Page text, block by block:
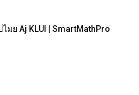
มย Aj KLUI | SmartMathPro